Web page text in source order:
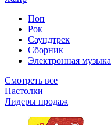
Поп
Рок
Саундтрек
Сборник
Электронная музыка
Смотреть все
Настолки
Лидеры продаж